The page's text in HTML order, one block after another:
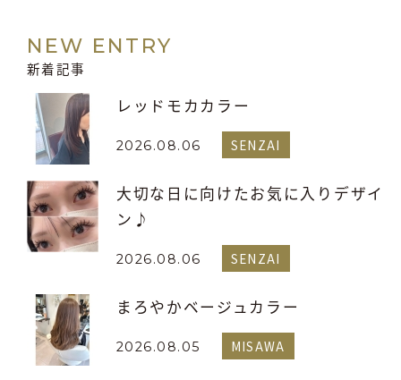
NEW ENTRY
新着記事
レッドモカカラー
2026.08.06 SENZAI
大切な日に向けたお気に入りデザイ
ン♪
2026.08.06 SENZAI
まろやかベージュカラー
2026.08.05 MISAWA